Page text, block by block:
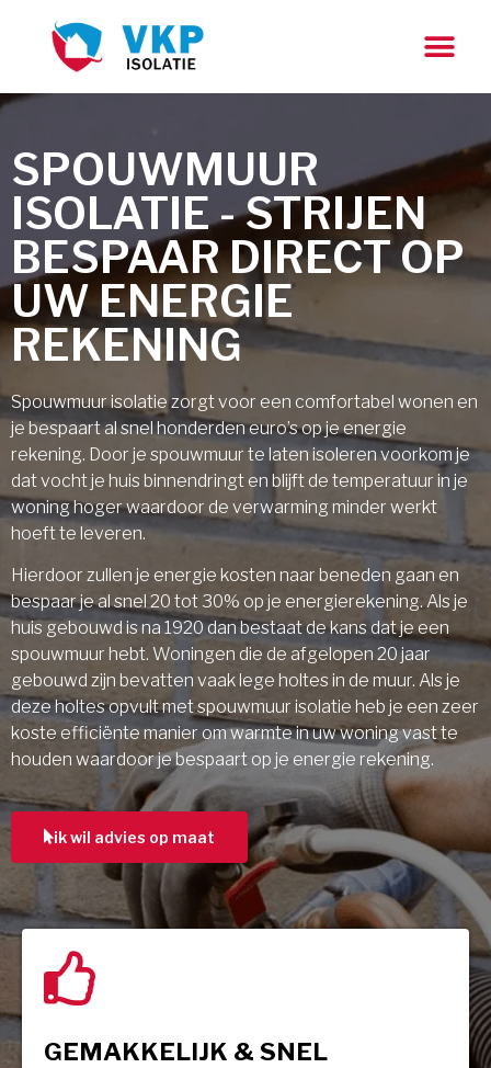
SPOUWMUUR
ISOLATIE - STRIJEN
BESPAAR DIRECT OP
UW ENERGIE
REKENING
Spouwmuur isolatie zorgt voor een comfortabel wonen en
je bespaart al snel honderden euro’s op je energie
rekening. Door je spouwmuur te laten isoleren voorkom je
dat vocht je huis binnendringt en blijft de temperatuur in je
woning hoger waardoor de verwarming minder werkt
hoeft te leveren.
Hierdoor zullen je energie kosten naar beneden gaan en
bespaar je al snel 20 tot 30% op je energierekening. Als je
huis gebouwd is na 1920 dan bestaat de kans dat je een
spouwmuur hebt. Woningen die de afgelopen 20 jaar
gebouwd zijn bevatten vaak lege holtes in de muur. Als je
deze holtes opvult met spouwmuur isolatie heb je een zeer
koste efficiënte manier om warmte in uw woning vast te
houden waardoor je bespaart op je energie rekening.
ik wil advies op maat
GEMAKKELIJK & SNEL